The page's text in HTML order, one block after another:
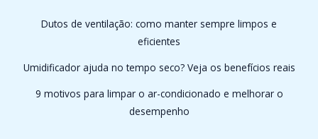
Dutos de ventilação: como manter sempre limpos e
eficientes
Umidificador ajuda no tempo seco? Veja os benefícios reais
9 motivos para limpar o ar-condicionado e melhorar o
desempenho